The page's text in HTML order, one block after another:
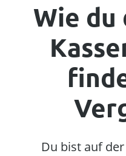
Wie du
Du bist auf